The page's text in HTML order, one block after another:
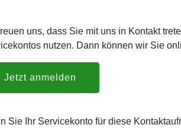
uns, dass Sie mit uns in Kontakt
nutzen. Dann können wir Sie
Jetzt anmelden
Sie Ihr Servicekonto für diese